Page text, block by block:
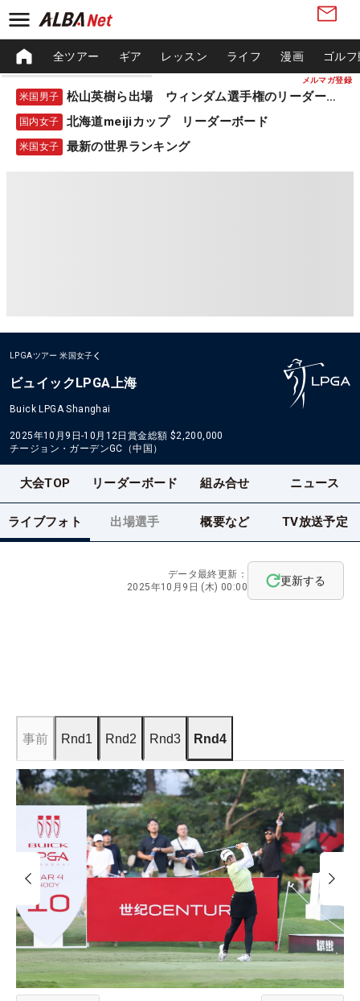
メルマガ登録
全ツアー ギア レッスン ライフ 漫画 ゴル
米国男子 松山英樹ら出場 ウィンダム選手権のリーダーボード
国内女子 北海道meijiカップ リーダーボード
米国女子 最新の世界ランキング
LPGAツアー 米国女子
ビュイックLPGA上海
Buick LPGA Shanghai
2025年10月9日-10月12日 賞金総額 $2,200,000
チージョン・ガーデンGC（中国）
大会TOP リーダーボード 組み合せ ニュース
ライブフォト 出場選手 概要など TV放送予定
データ最終更新：
2025年10月9日 (木) 00:00
更新する
事前 Rnd1 Rnd2 Rnd3 Rnd4